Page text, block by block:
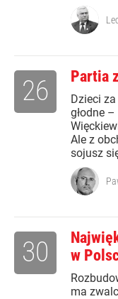
Partia
Dzieci
głodne
Ale z
sojusz
26
w
ma
30